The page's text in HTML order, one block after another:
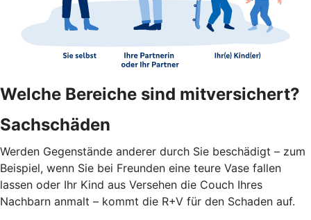
Welche Bereiche sind mitversichert?
Sachschäden
Werden Gegenstände anderer durch Sie beschädigt – zum
Beispiel, wenn Sie bei Freunden eine teure Vase fallen
lassen oder Ihr Kind aus Versehen die Couch Ihres
Nachbarn anmalt – kommt die R+V für den Schaden auf.